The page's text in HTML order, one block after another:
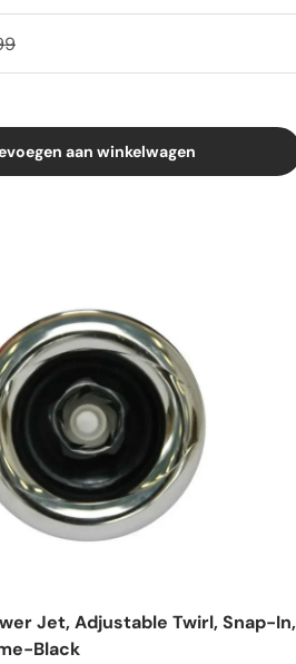
aan winkelwagen
Jet, Adjustable Twirl, Snap-In,
Black